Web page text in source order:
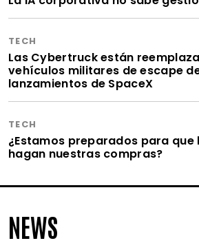
TECH
Las Cybertruck están
vehículos militares de escape
lanzamientos de SpaceX
TECH
¿Estamos preparados para que
hagan nuestras compras?
NEWS